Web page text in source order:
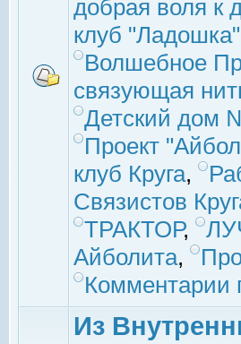
добрая воля к
клуб "Ладошка"
Волшебное
связующая
Детский дом
Проект
клуб Круга,
Связистов
ТРАКТОР,
Айболита,
Комментарии
Из